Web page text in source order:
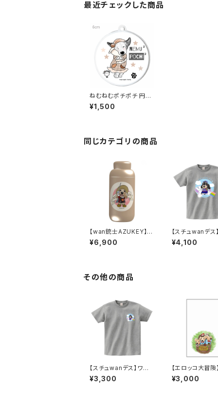
最近チェックした商品
ねむねむポチポチ 円形
キーホルダー
¥1,500
同じカテゴリの商品
【wan銃士AZUKEY】M
aluttoサーモステンレ
スボトル 400ml／ベー
¥6,900
【スチュwanデス
ツ／杢グレー
¥4,100
その他の商品
【スチュwanデス】ワン
ポイントTシャツ／杢グ
レーtype①
¥3,300
【エロッコ大冒険
メモ（メッセージ
¥3,000